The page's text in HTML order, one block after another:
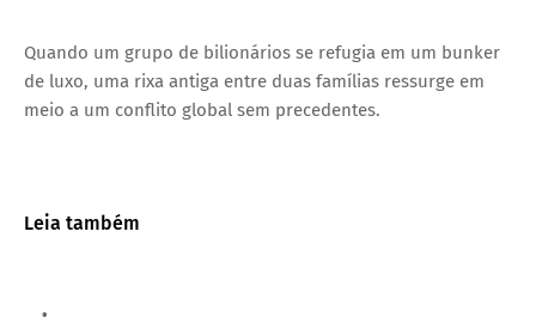
Quando um grupo de bilionários se refugia em um bunker
de luxo, uma rixa antiga entre duas famílias ressurge em
meio a um conflito global sem precedentes.
Leia também